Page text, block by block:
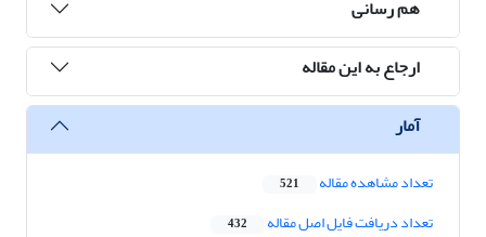
هم رسانی
ارجاع به این مقاله
آمار
تعداد مشاهده مقاله 521
تعداد دریافت فایل اصل مقاله 432